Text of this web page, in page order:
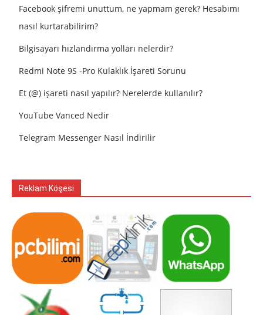
Facebook şifremi unuttum, ne yapmam gerek? Hesabımı
nasıl kurtarabilirim?
Bilgisayarı hızlandırma yolları nelerdir?
Redmi Note 9S -Pro Kulaklık İşareti Sorunu
Et (@) işareti nasıl yapılır? Nerelerde kullanılır?
YouTube Vanced Nedir
Telegram Messenger Nasıl İndirilir
Reklam Köşesi